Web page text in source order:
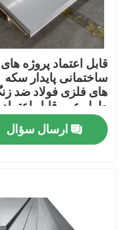
خونه
محصولات
درباره ما
کنترل کیفیت
قابل اعتماد پروژه های
ساختمانی پایدار سکه
های فلزی فولاد ضد
طول عمر قابل اعتماد
ارسال سؤال